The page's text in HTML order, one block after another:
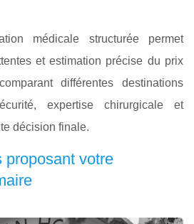
médicale structurée permet
et estimation précise du prix
différentes destinations
expertise chirurgicale et
décision finale.
proposant votre